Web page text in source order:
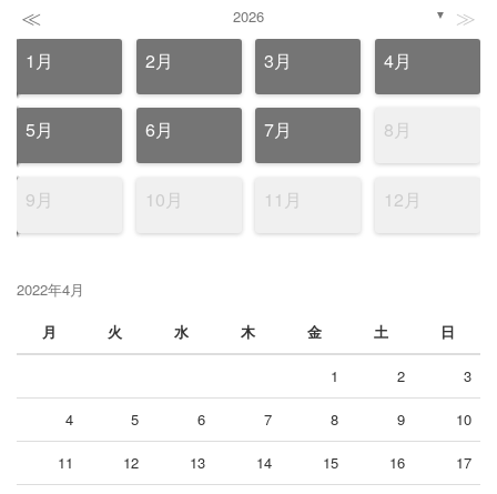
≪ 2026 ▼ ≫
1月 2月 3月 4月
5月 6月 7月 8月
9月 10月 11月 12月
2022年4月
月
火 水 木 金 土 日
1 2 3
4 5 6 7 8 9 10
11 12 13 14 15 16 17